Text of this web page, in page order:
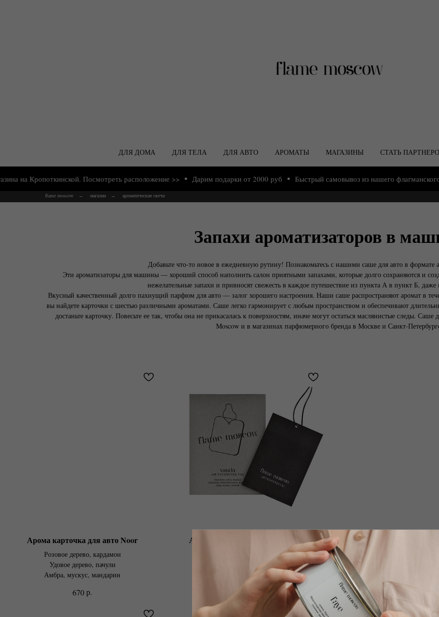
ДЛЯ ДОМА ДЛЯ ТЕЛА ДЛЯ АВТО АРОМАТЫ МАГАЗИНЫ СТАТЬ
Кропоткинской. Посмотреть расположение >> Дарим подарки от 2000 руб Быстрый самовывоз из нашего флагманского
flame moscow → магазин → ароматические свечи
Запахи ароматизаторов в
Добавьте что-то новое в ежедневную рутину! Познакомьтесь с нашими саше для авто в формате
Эти ароматизаторы для машины — хороший способ наполнить салон приятными запахами, которые долго сохраняются и
нежелательные запахи и привносят свежесть в каждое путешествие из пункта А в пункт Б,
Вкусный качественный долго пахнущий парфюм для авто — залог хорошего настроения. Наши саше распространяют аромат в
вы найдете карточки с шестью различными ароматами. Саше легко гармонирует с любым пространством и обеспечивают
достаньте карточку. Повесьте ее так, чтобы она не прикасалась к поверхностям, иначе могут остаться маслянистые следы.
Moscow и в магазинах парфюмерного бренда в Москве и Санкт-
Арома карточка для авто Noor
Розовое дерево, кардамон
Удовое дерево, пачули
Амбра, мускус, мандарин
670р.
Арома карточка для авто Vanda
Эвкалипт, мята, лаванда
Кориандр, можжевельник, ваниль
Кедр, мускус, пачули
670 р.
Арома карточка для
Мох, мускус, сандаловое